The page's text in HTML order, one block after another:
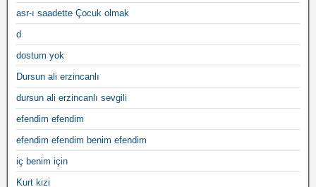
asr-ı saadette Çocuk olmak
d
dostum yok
Dursun ali erzincanlı
dursun ali erzincanlı sevgili
efendim efendim
efendim efendim benim efendim
iç benim için
Kurt kizi